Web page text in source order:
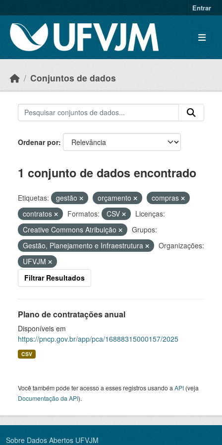
Entrar
Conjuntos de dados
Ordenar por
1 conjunto de dados encontrado
Etiquetas: gestão orçamento
compras
contratos
Formatos: CSV
Licenças:
Creative Commons Atribuição
Grupos:
Gestão, Planejamento e Infraestrutura
Organizações:
UFVJM
Filtrar Resultados
Plano de contratações anual
Disponíveis em
https://pncp.gov.br/app/pca/16888315000157/2025
CSV
Você também pode ter acesso a esses registros usando a API (veja
Documentação da API).
Sobre Dados Abertos UFVJM